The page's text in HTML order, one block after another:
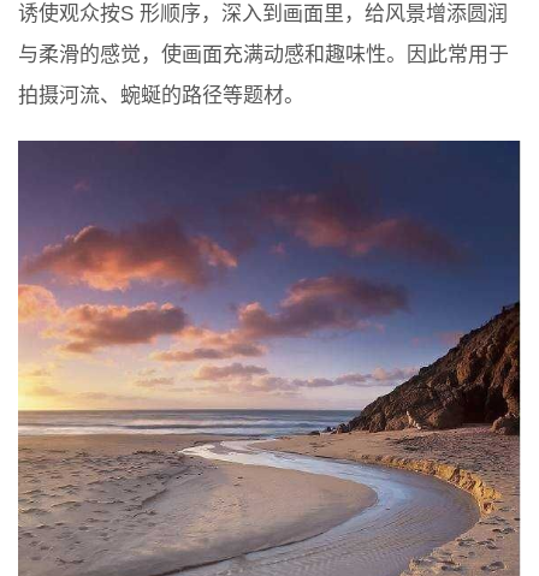
诱使观众按S 形顺序，深入到画面里，给风景增添圆润
与柔滑的感觉，使画面充满动感和趣味性。因此常用于
拍摄河流、蜿蜒的路径等题材。